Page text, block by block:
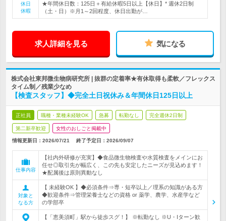
休日
休暇
★年間休日数：125日＋有給休暇5日以上【休日】* 週休2日制
（土・日）※月1～2回程度、休日出勤が…
求人詳細を見る 気になる
株式会社東邦微生物病研究所 | 抜群の定着率★有休取得も柔軟／フレックス
タイム制／残業少なめ
【検査スタッフ】◆完全土日祝休み＆年間休日125日以上
正社員 職種・業種未経験OK 急募 転勤なし 完全週休2日制
第二新卒歓迎 女性のおしごと掲載中
情報更新日：2026/07/21 終了予定日： 2026/09/07
仕事内容
【社内外研修が充実】◆食品微生物検査や水質検査をメインにお
任せ◎取引先が幅広く、この先も安定したニーズが見込めます！
★配属後は原則異動なし
対象と
なる方
【 未経験OK 】◆必須条件⇒専・短卒以上／理系の知識がある方
◆歓迎条件⇒管理栄養士などの資格 or 薬学、農学、水産学など
の学部卒
【「恵美須町」駅から徒歩スグ！】 ※転勤なし ※U・Iターン歓